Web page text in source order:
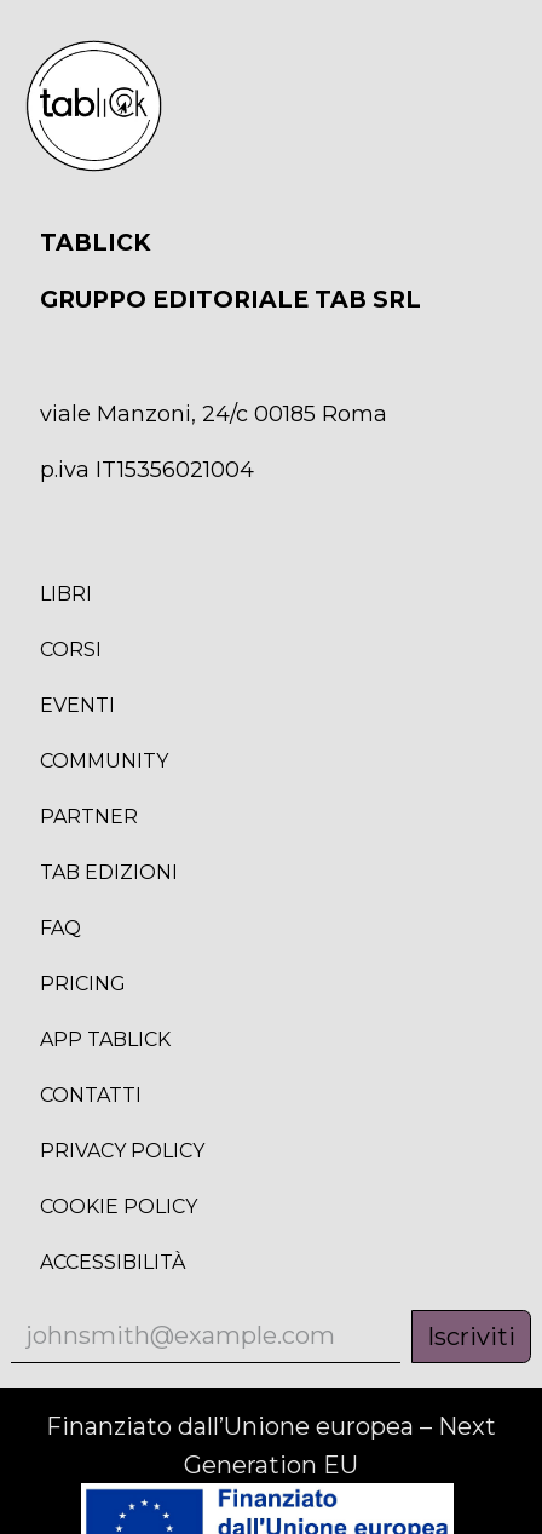
TABLICK
GRUPPO EDITORIALE TAB SRL
viale Manzoni, 24/c 00185 Roma
p.iva IT15356021004
LIBRI
CORSI
EVENTI
COMMUNITY
PARTNER
TAB EDIZIONI
FAQ
PRICING
APP TABLICK
CONTATTI
PRIVACY POLICY
COOKIE POLICY
ACCESSIBILITÀ
Iscriviti
Finanziato dall’Unione europea – Next
Generation EU